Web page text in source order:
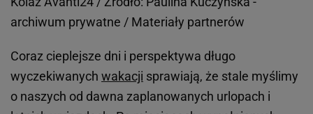
archiwum prywatne / Materiały partnerów
Coraz cieplejsze dni i perspektywa długo
wyczekiwanych wakacji sprawiają, że stale myślimy
o naszych od dawna zaplanowanych urlopach i